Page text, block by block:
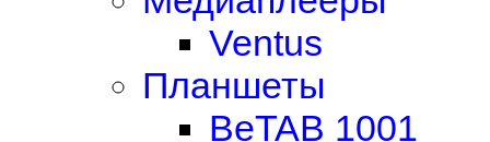
Ventus
Планшеты
BeTAB 1001